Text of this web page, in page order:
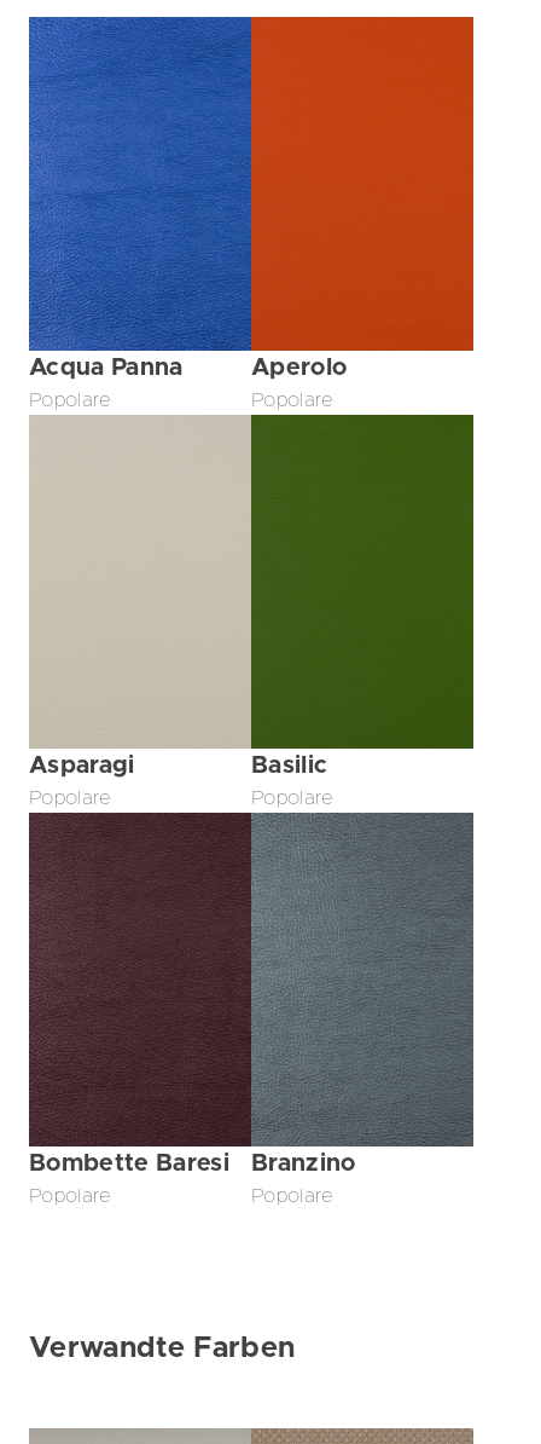
Acqua Panna
Popolare
Aperolo
Popolare
Asparagi
Popolare
Basilic
Popolare
Bombette Baresi
Popolare
Branzino
Popolare
Verwandte Farben